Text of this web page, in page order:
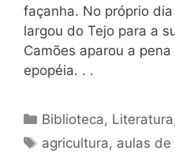
façanha. No próprio
largou do Tejo para a
Camões aparou a
epopéia. . .
Categorias
Biblioteca, Literatura
Tags
agricultura, aulas